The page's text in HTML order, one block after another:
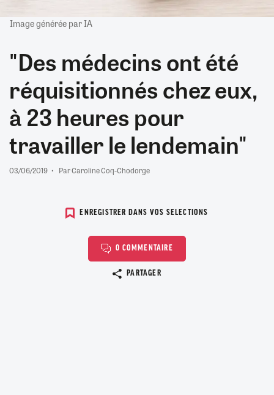
Image générée par IA
"Des médecins ont été
réquisitionnés chez eux,
à 23 heures pour
travailler le lendemain"
03/06/2019 Par Caroline Coq-Chodorge
ENREGISTRER DANS VOS SELECTIONS
0 COMMENTAIRE
PARTAGER